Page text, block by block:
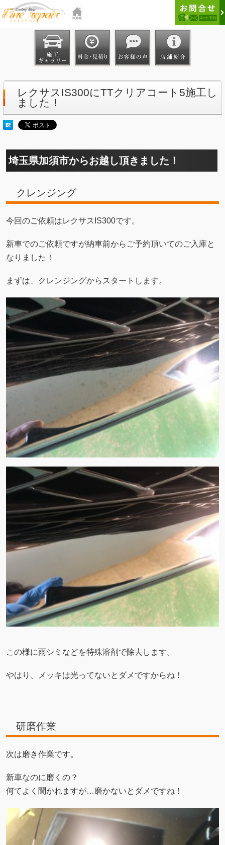
レクサスIS300にTTクリアコート5施工し
ました！
埼玉県加須市からお越し頂きました！
クレンジング
今回のご依頼はレクサスIS300です。
新車でのご依頼ですが納車前からご予約頂いてのご入庫と
なりました！
まずは、クレンジングからスタートします。
この様に雨シミなどを特殊溶剤で除去します。
やはり、メッキは光ってないとダメですからね！
研磨作業
次は磨き作業です。
新車なのに磨くの？
何てよく聞かれますが…磨かないとダメですね！